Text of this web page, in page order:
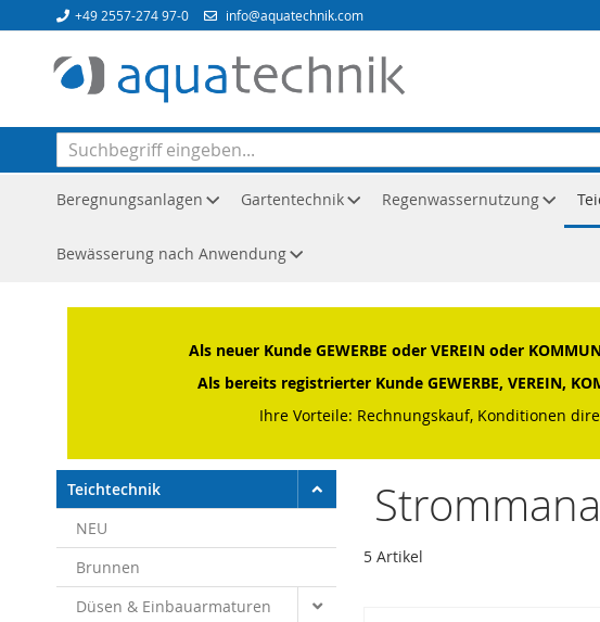
+49 2557-274 97-0 info@aquatechnik.com
Direkt
zum
Inhalt
Beregnungsanlagen Gartentechnik Regenwassernutzung
Bewässerung nach Anwendung
Startseite Teichtechnik Über- & Unterwasserbeleuchtung
Als neuer Kunde GEWERBE oder VEREIN oder
Als bereits registrierter Kunde GEWERBE, VEREIN,
Ihre Vorteile: Rechnungskauf, Konditionen
5 Artikel
Teichtechnik
NEU
Brunnen
Düsen & Einbauarmaturen